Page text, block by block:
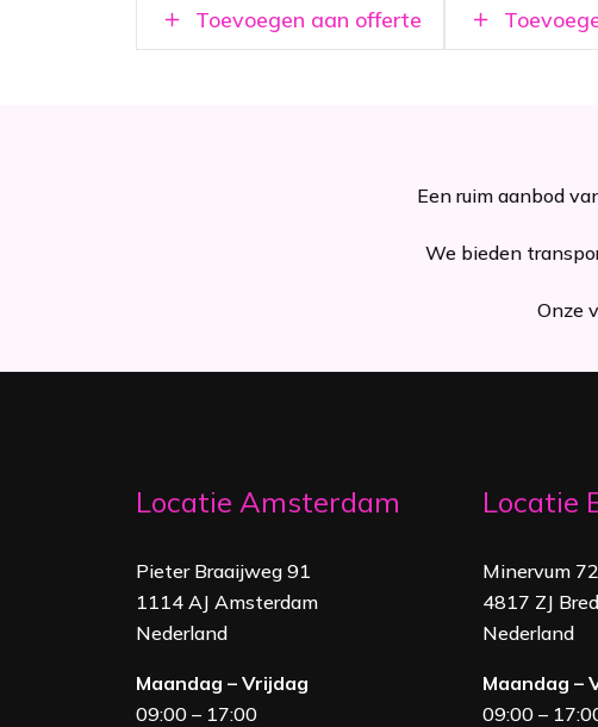
Toevoegen aan offerte
Een ruim aanbod
We bieden
Onze
Locatie Amsterdam
Pieter Braaijweg 91
1114 AJ Amsterdam
Nederland
Maandag – Vrijdag
09:00 – 17:00
Locatie
Minervum
4817 ZJ
Nederland
Maandag –
09:00 –